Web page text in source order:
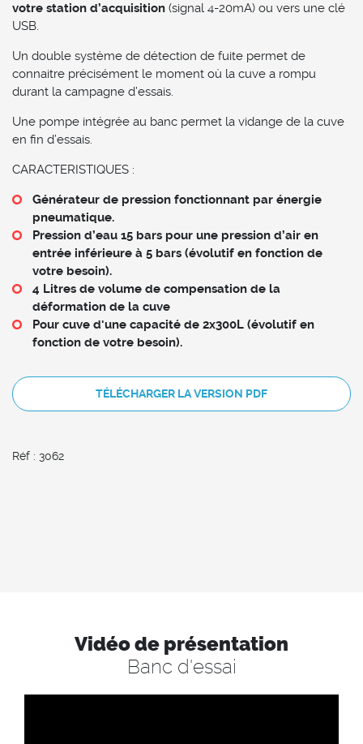
votre station d’acquisition (signal 4-20mA) ou vers une clé
USB.
Un double système de détection de fuite permet de
connaitre précisément le moment où la cuve a rompu
durant la campagne d’essais.
Une pompe intégrée au banc permet la vidange de la cuve
en fin d’essais.
CARACTERISTIQUES :
Générateur de pression fonctionnant par énergie
pneumatique.
Pression d’eau 15 bars pour une pression d’air en
entrée inférieure à 5 bars (évolutif en fonction de
votre besoin).
4 Litres de volume de compensation de la
déformation de la cuve
Pour cuve d'une capacité de 2x300L (évolutif en
fonction de votre besoin).
TÉLÉCHARGER LA VERSION PDF
Réf : 3062
Vidéo de présentation
Banc d'essai